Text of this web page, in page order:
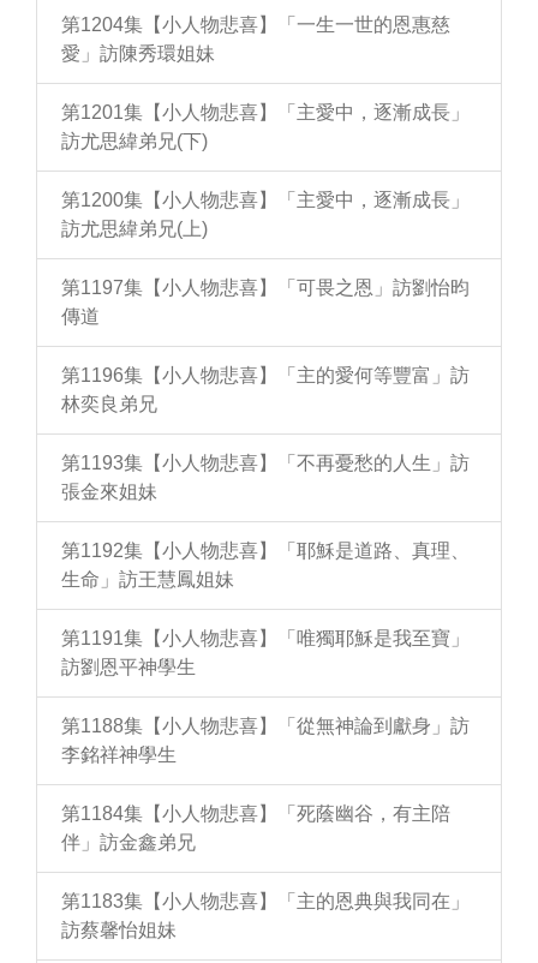
第1204集【小人物悲喜】「一生一世的恩惠慈
愛」訪陳秀環姐妹
第1201集【小人物悲喜】「主愛中，逐漸成長」
訪尤思緯弟兄(下)
第1200集【小人物悲喜】「主愛中，逐漸成長」
訪尤思緯弟兄(上)
第1197集【小人物悲喜】「可畏之恩」訪劉怡昀
傳道
第1196集【小人物悲喜】「主的愛何等豐富」訪
林奕良弟兄
第1193集【小人物悲喜】「不再憂愁的人生」訪
張金來姐妹
第1192集【小人物悲喜】「耶穌是道路、真理、
生命」訪王慧鳳姐妹
第1191集【小人物悲喜】「唯獨耶穌是我至寶」
訪劉恩平神學生
第1188集【小人物悲喜】「從無神論到獻身」訪
李銘祥神學生
第1184集【小人物悲喜】「死蔭幽谷，有主陪
伴」訪金鑫弟兄
第1183集【小人物悲喜】「主的恩典與我同在」
訪蔡馨怡姐妹